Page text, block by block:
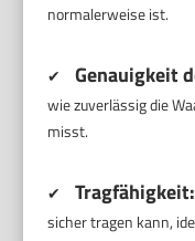
normalerweise ist.
✔ Genauigkeit
wie zuverlässig die
misst.
✔ Tragfähigkeit:
sicher tragen kann,